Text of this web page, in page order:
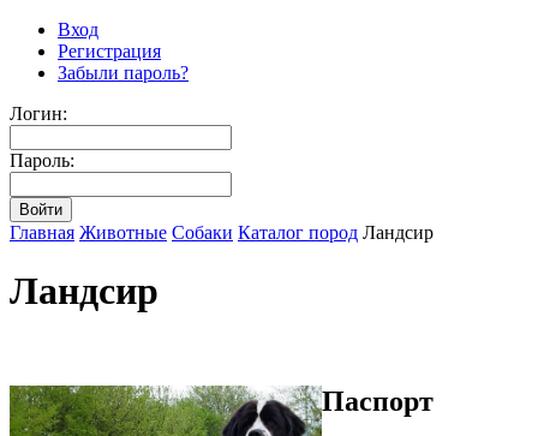
Вход
Регистрация
Забыли пароль?
Логин:
Пароль:
Главная Животные Собаки Каталог пород Ландсир
Ландсир
Паспорт